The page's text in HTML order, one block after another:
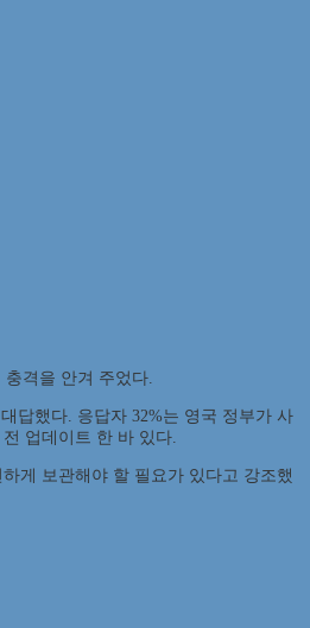
격을 안겨 주었다.
답했다. 응답자 32%는 영국 정부가 사
업데이트 한 바 있다.
게 보관해야 할 필요가 있다고 강조했